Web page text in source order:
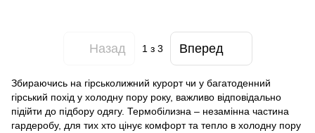
Назад 1 з 3 Вперед
Збираючись на гірськолижний курорт чи у багатоденний
гірський похід у холодну пору року, важливо відповідально
підійти до підбору одягу. Термобілизна – незамінна частина
гардеробу, для тих хто цінує комфорт та тепло в холодну пору